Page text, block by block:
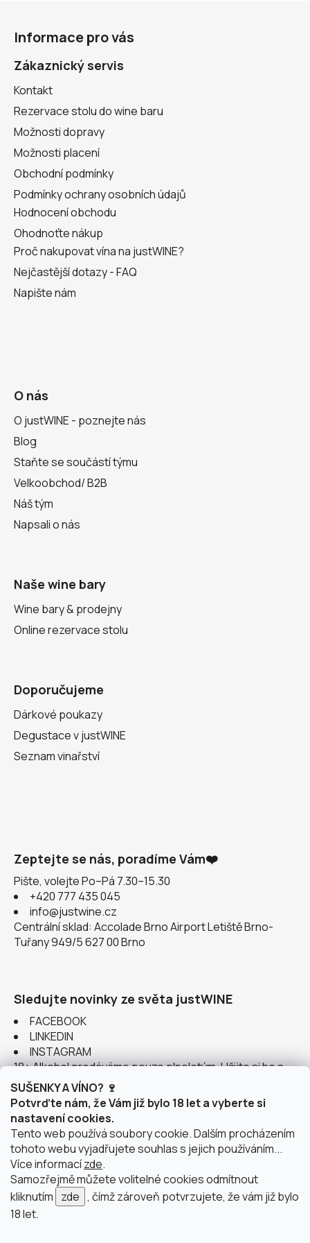
SUŠENKY A VÍNO? 🍷
Potvrďte nám, že Vám již bylo 18 let a vyberte si
nastavení cookies.
Tento web používá soubory cookie. Dalším procházením
tohoto webu vyjadřujete souhlas s jejich používáním...
Více informacízde.
Samozřejmě můžete volitelné cookies odmítnout
kliknutím zde , čímž zároveň potvrzujete, že vám již bylo
18 let.
Informace pro vás
Zákaznický servis
Kontakt
Rezervace stolu do wine baru
Možnosti dopravy
Možnosti placení
Obchodní podmínky
Podmínky ochrany osobních údajů
Hodnocení obchodu
Ohodnoťte nákup
Proč nakupovat vína na justWINE?
Nejčastější dotazy - FAQ
Napište nám
O nás
O justWINE - poznejte nás
Blog
Staňte se součástí týmu
Velkoobchod/ B2B
Náš tým
Napsali o nás
Naše wine bary
Wine bary & prodejny
Online rezervace stolu
Doporučujeme
Dárkové poukazy
Degustace v justWINE
Seznam vinařství
Zeptejte se nás, poradíme Vám❤️
Pište, volejte Po–Pá 7.30–15.30
+420 777 435 045
info@justwine.cz
Centrální sklad: Accolade Brno Airport Letiště Brno-
Tuřany 949/5 627 00 Brno
Sledujte novinky ze světa justWINE
FACEBOOK
LINKEDIN
INSTAGRAM
18+ Alkohol prodáváme pouze plnoletým. Užijte si ho s
rozumem.
Instagram